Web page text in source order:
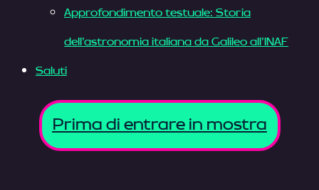
Approfondimento testuale: Storia
dell’astronomia italiana da Galileo all’INAF
Saluti
Prima di entrare in mostra